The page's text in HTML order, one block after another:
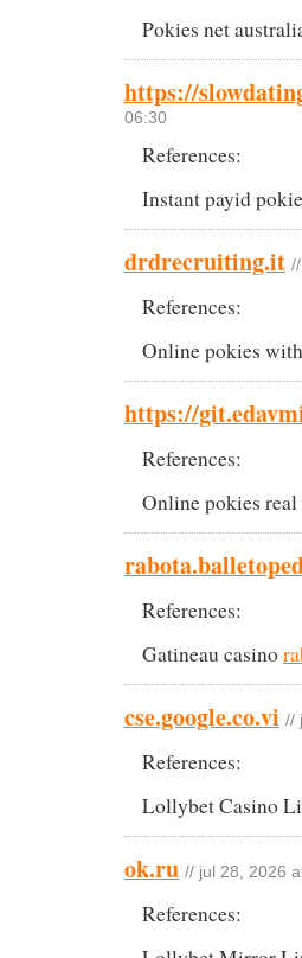
Pokies net
https://
06:30
References:
Instant payid
drdrecruiting.it
References:
Online pokies
https://
References:
Online pokies
References:
Gatineau casino
cse.google.co.vi //
References:
Lollybet Casino
ok.ru // jul 28, 2026
References: